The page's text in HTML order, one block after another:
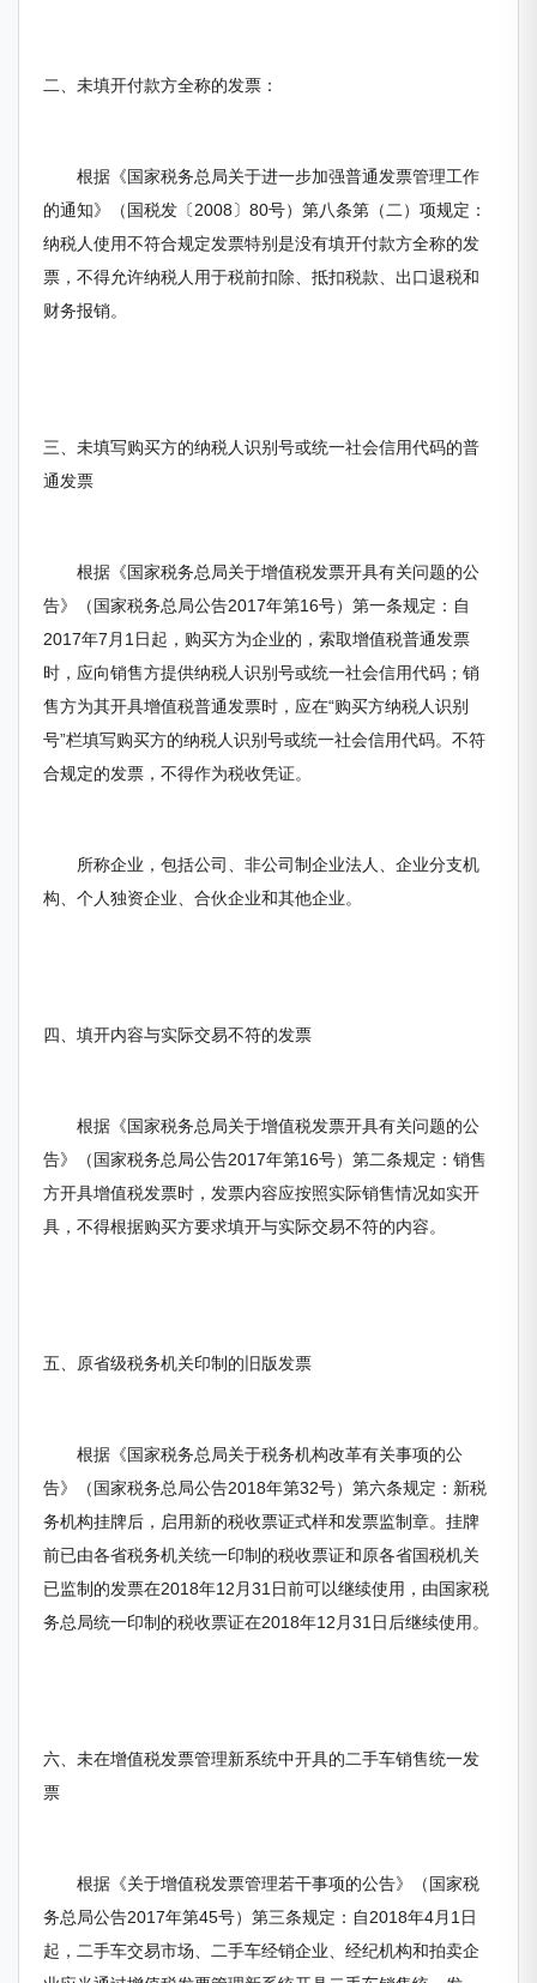
二、未填开付款方全称的发票：
根据《国家税务总局关于进一步加强普通发票管理工作
的通知》（国税发〔2008〕80号）第八条第（二）项规定：
纳税人使用不符合规定发票特别是没有填开付款方全称的发
票，不得允许纳税人用于税前扣除、抵扣税款、出口退税和
财务报销。
三、未填写购买方的纳税人识别号或统一社会信用代码的普
通发票
根据《国家税务总局关于增值税发票开具有关问题的公
告》（国家税务总局公告2017年第16号）第一条规定：自
2017年7月1日起，购买方为企业的，索取增值税普通发票
时，应向销售方提供纳税人识别号或统一社会信用代码；销
售方为其开具增值税普通发票时，应在“购买方纳税人识别
号”栏填写购买方的纳税人识别号或统一社会信用代码。不符
合规定的发票，不得作为税收凭证。
所称企业，包括公司、非公司制企业法人、企业分支机
构、个人独资企业、合伙企业和其他企业。
四、填开内容与实际交易不符的发票
根据《国家税务总局关于增值税发票开具有关问题的公
告》（国家税务总局公告2017年第16号）第二条规定：销售
方开具增值税发票时，发票内容应按照实际销售情况如实开
具，不得根据购买方要求填开与实际交易不符的内容。
五、原省级税务机关印制的旧版发票
根据《国家税务总局关于税务机构改革有关事项的公
告》（国家税务总局公告2018年第32号）第六条规定：新税
务机构挂牌后，启用新的税收票证式样和发票监制章。挂牌
前已由各省税务机关统一印制的税收票证和原各省国税机关
已监制的发票在2018年12月31日前可以继续使用，由国家税
务总局统一印制的税收票证在2018年12月31日后继续使用。
六、未在增值税发票管理新系统中开具的二手车销售统一发
票
根据《关于增值税发票管理若干事项的公告》（国家税
务总局公告2017年第45号）第三条规定：自2018年4月1日
起，二手车交易市场、二手车经销企业、经纪机构和拍卖企